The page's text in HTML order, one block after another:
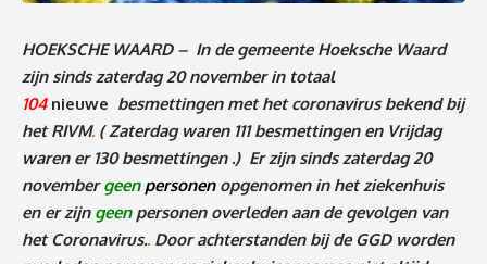
HOEKSCHE WAARD – In de gemeente Hoeksche Waard
zijn sinds zaterdag 20 november in totaal
104nieuwe besmettingen met het coronavirus bekend bij
het RIVM. ( Zaterdag waren 111 besmettingen en Vrijdag
waren er 130 besmettingen .) Er zijn sinds zaterdag 20
novembergeen personen opgenomen in het ziekenhuis
en er zijn geenpersonen overleden aan de gevolgen van
het Coronavirus.. Door achterstanden bij de GGD worden